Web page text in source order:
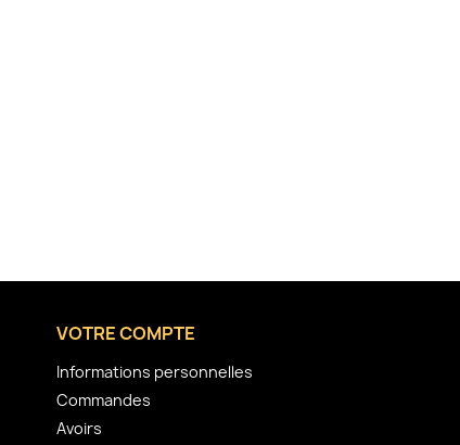
VOTRE COMPTE
Informations personnelles
Commandes
Avoirs